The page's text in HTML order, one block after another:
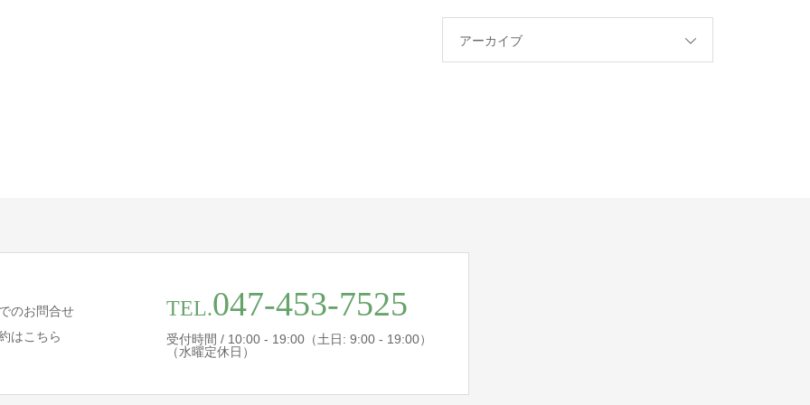
アーカイブ
のお問合せ
はこちら
TEL.047-453-7525
受付時間 / 10:00 - 19:00（土日: 9:00 - 19:00）
（水曜定休日）